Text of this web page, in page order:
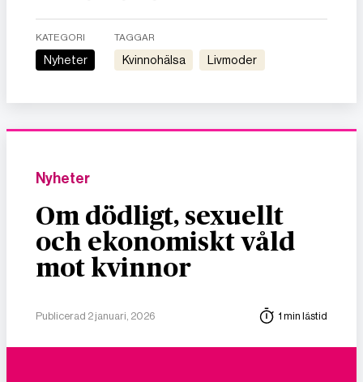
KATEGORI
Nyheter
TAGGAR
kvinnohälsa livmoder
Nyheter
Om dödligt, sexuellt
och ekonomiskt våld
mot kvinnor
Publicerad 2 januari, 2026 1 min lästid